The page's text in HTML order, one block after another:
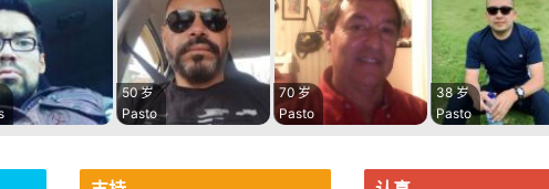
50 岁
Pasto
70 岁
Pasto
38 岁
Pasto